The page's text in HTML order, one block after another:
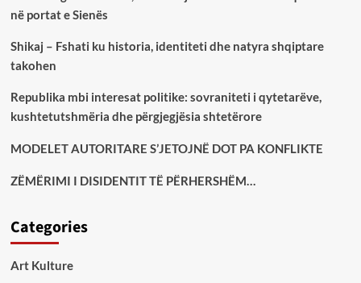
në portat e Sienës
Shikaj – Fshati ku historia, identiteti dhe natyra shqiptare
takohen
Republika mbi interesat politike: sovraniteti i qytetarëve,
kushtetutshmëria dhe përgjegjësia shtetërore
MODELET AUTORITARE S’JETOJNË DOT PA KONFLIKTE
ZËMËRIMI I DISIDENTIT TË PËRHERSHËM…
Categories
Art Kulture